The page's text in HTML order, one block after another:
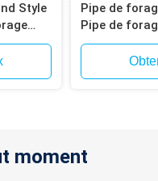
Style
Pipe de
Pipe de
moment